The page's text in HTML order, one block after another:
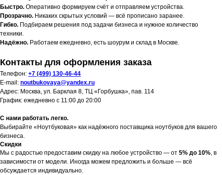
Быстро. Оперативно формируем счёт и отправляем устройства.
Прозрачно. Никаких скрытых условий — всё прописано заранее.
Гибко. Подбираем решения под задачи бизнеса и нужное количество
техники.
Надёжно. Работаем ежедневно, есть шоурум и склад в Москве.
Контакты для оформления заказа
Телефон: +7 (499) 130-46-44
E-mail: noutbukovaya@yandex.ru
Адрес: Москва, ул. Барклая 8, ТЦ «Горбушка», пав. 114
График: ежедневно с 11:00 до 20:00
С нами работать легко.
Выбирайте «Ноутбуковая» как надёжного поставщика ноутбуков для вашего
бизнеса.
Скидки
Мы с радостью предоставим скидку на любое устройство — от 5% до 10%, в
зависимости от модели. Иногда можем предложить и больше — всё
обсуждается индивидуально.